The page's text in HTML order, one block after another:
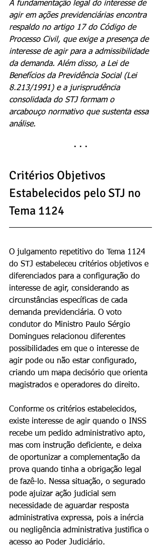
A fundamentação legal do interesse de
agir em ações previdenciárias encontra
respaldo no artigo 17 do Código de
Processo Civil, que exige a presença de
interesse de agir para a admissibilidade
da demanda. Além disso, a Lei de
Benefícios da Previdência Social (Lei
8.213/1991) e a jurisprudência
consolidada do STJ formam o
arcabouço normativo que sustenta essa
análise.
· · ·
Critérios Objetivos
Estabelecidos pelo STJ no
Tema 1124
O julgamento repetitivo do Tema 1124
do STJ estabeleceu critérios objetivos e
diferenciados para a configuração do
interesse de agir, considerando as
circunstâncias específicas de cada
demanda previdenciária. O voto
condutor do Ministro Paulo Sérgio
Domingues relacionou diferentes
possibilidades em que o interesse de
agir pode ou não estar configurado,
criando um mapa decisório que orienta
magistrados e operadores do direito.
Conforme os critérios estabelecidos,
existe interesse de agir quando o INSS
recebe um pedido administrativo apto,
mas com instrução deficiente, e deixa
de oportunizar a complementação da
prova quando tinha a obrigação legal
de fazê-lo. Nessa situação, o segurado
pode ajuizar ação judicial sem
necessidade de aguardar resposta
administrativa expressa, pois a inércia
ou negligência administrativa justifica o
acesso ao Poder Judiciário.